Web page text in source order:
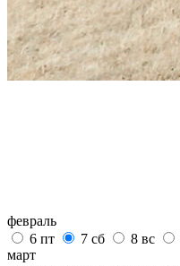
февраль
6 пт 7 сб 8 вс
март